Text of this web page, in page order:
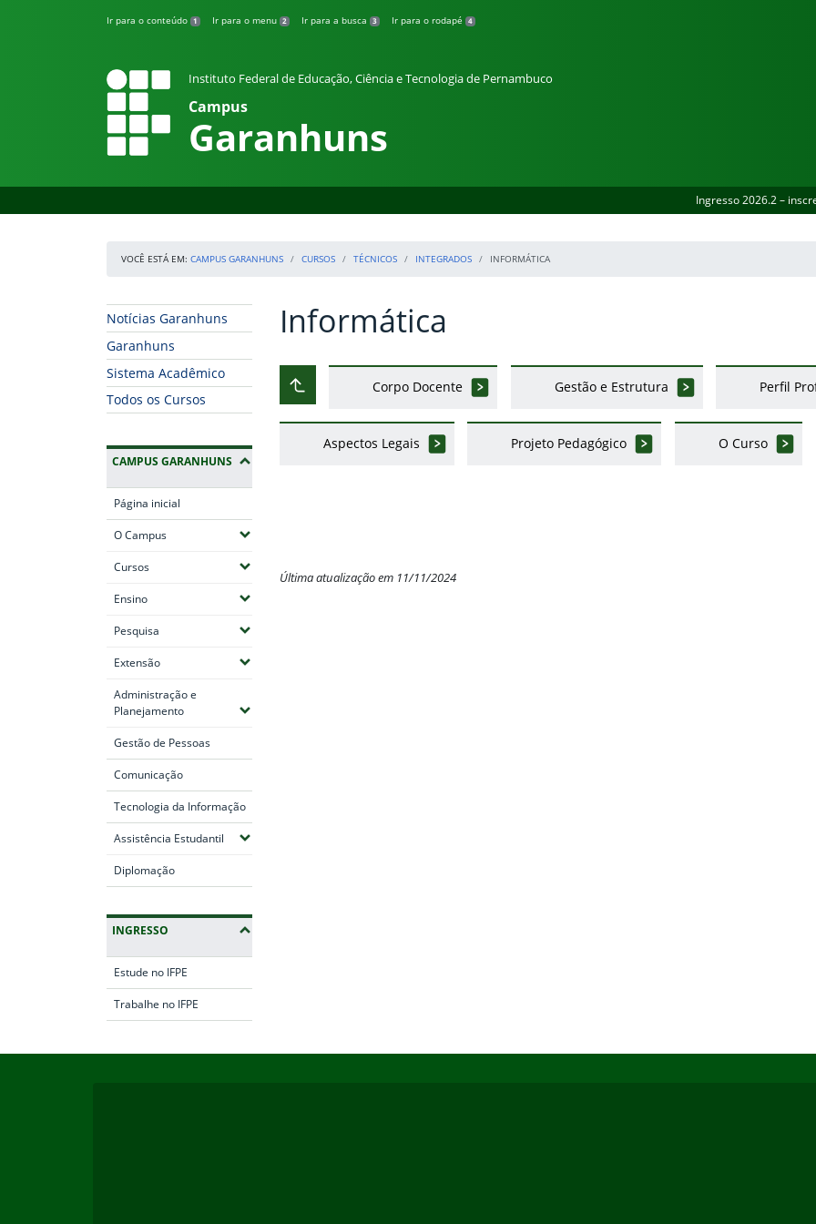
Ir para o conteúdo 1 Ir para o menu 2 Ir para a busca 3 Ir para o rodapé 4
Instituto Federal de Educação, Ciência e Tecnologia de Pernambuco
Campus
Garanhuns
Ingresso 2026.2 –
VOCÊ ESTÁ EM: CAMPUS GARANHUNS CURSOS TÉCNICOS INTEGRADOS INFORMÁTICA
Início da navegação
Notícias Garanhuns
Garanhuns
Sistema Acadêmico
Todos os Cursos
CAMPUS GARANHUNS
Página inicial
O Campus(Expandir submenus)
Cursos(Expandir submenus)
Ensino(Expandir submenus)
Pesquisa (Expandir submenus)
Extensão(Expandir submenus)
Administração e
Planejamento(Expandir submenus)
Gestão de Pessoas
Comunicação
Tecnologia da Informação
Assistência Estudantil (Expandir submenus)
Diplomação
INGRESSO
Estude no IFPE
Trabalhe no IFPE
Início do conteúdo
Informática
Subir ao nível anterior
Corpo Docente Gestão e Estrutura Perfil
Aspectos Legais Projeto Pedagógico O Curso
Última atualização em 11/11/2024